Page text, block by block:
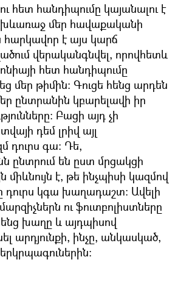
հետ հանդիպումը կայանալու է
մեր հավաքականի
հարկավոր է այս կարճ
վերականգնվել, որովհետև
հետ հանդիպումը
մեր թիմին: Գուցե հենց արդեն
ընտրանին կբարելավի իր
Բացի այդ չի
դեմ լրիվ այլ
դուրս գա: Դե,
ընտրում են ըստ մրցակցի
է, թե ինչպիսի կազմով
կգա խաղադաշտ: Ավելի
ու ֆուտբոլիստները
խաղը և այդպիսով
արդյունքի, ինչը, անկասկած,